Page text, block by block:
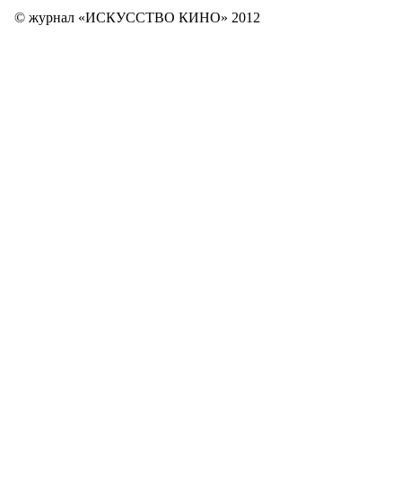
© журнал «ИСКУССТВО КИНО» 2012